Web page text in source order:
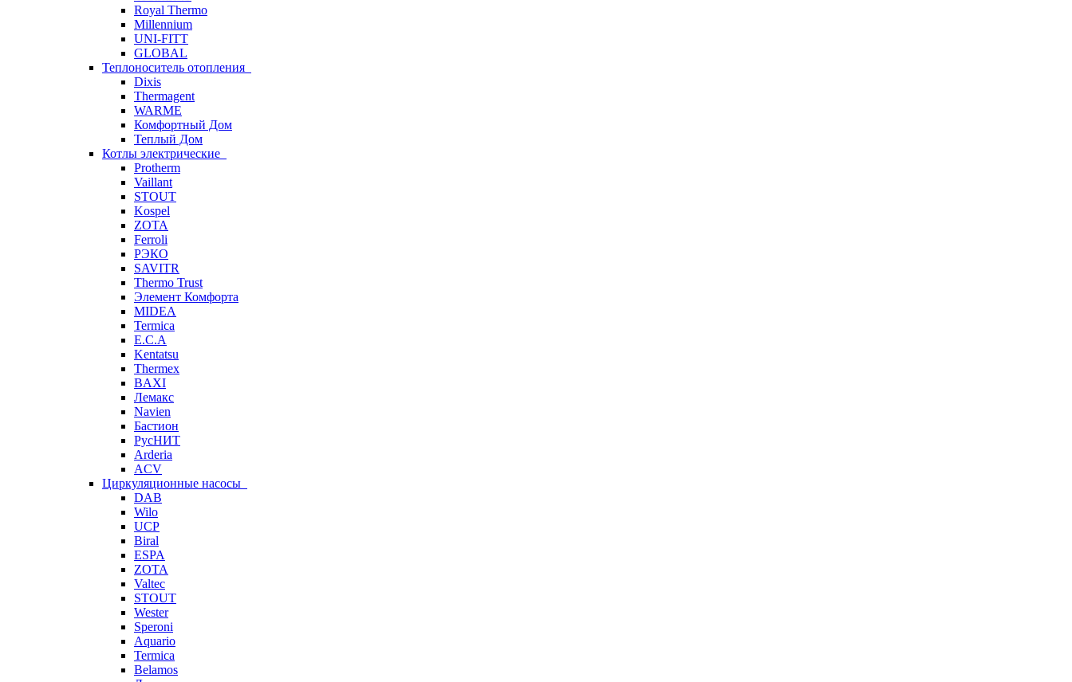
Royal Thermo
Millennium
UNI-FITT
GLOBAL
Теплоноситель отопления
Dixis
Thermagent
WARME
Комфортный Дом
Теплый Дом
Котлы электрические
Protherm
Vaillant
STOUT
Kospel
ZOTA
Ferroli
РЭКО
SAVITR
Thermo Trust
Элемент Комфорта
MIDEA
Termica
E.C.A
Kentatsu
Thermex
BAXI
Лемакс
Navien
Бастион
РусНИТ
Arderia
ACV
Циркуляционные насосы
DAB
Wilo
UCP
Biral
ESPA
ZOTA
Valtec
STOUT
Wester
Speroni
Aquario
Termica
Belamos